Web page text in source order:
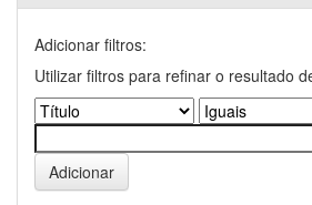
Adicionar filtros:
Utilizar filtros para refinar o resultado